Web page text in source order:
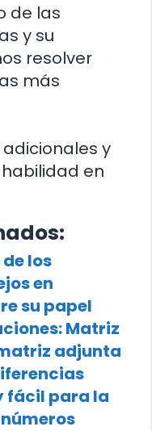
de las
y su
resolver
más
y
en
los
en
su papel
Matriz
adjunta
fácil para la